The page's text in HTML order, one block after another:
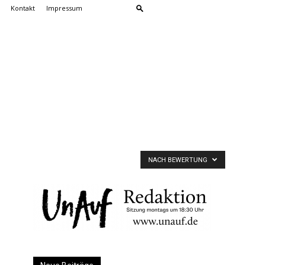
Kontakt Impressum
NACH BEWERTUNG